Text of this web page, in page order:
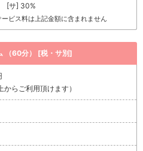
[サ] 30%
ビス料は上記金額に含まれません
（60分） [税・サ別]
からご利用頂けます）